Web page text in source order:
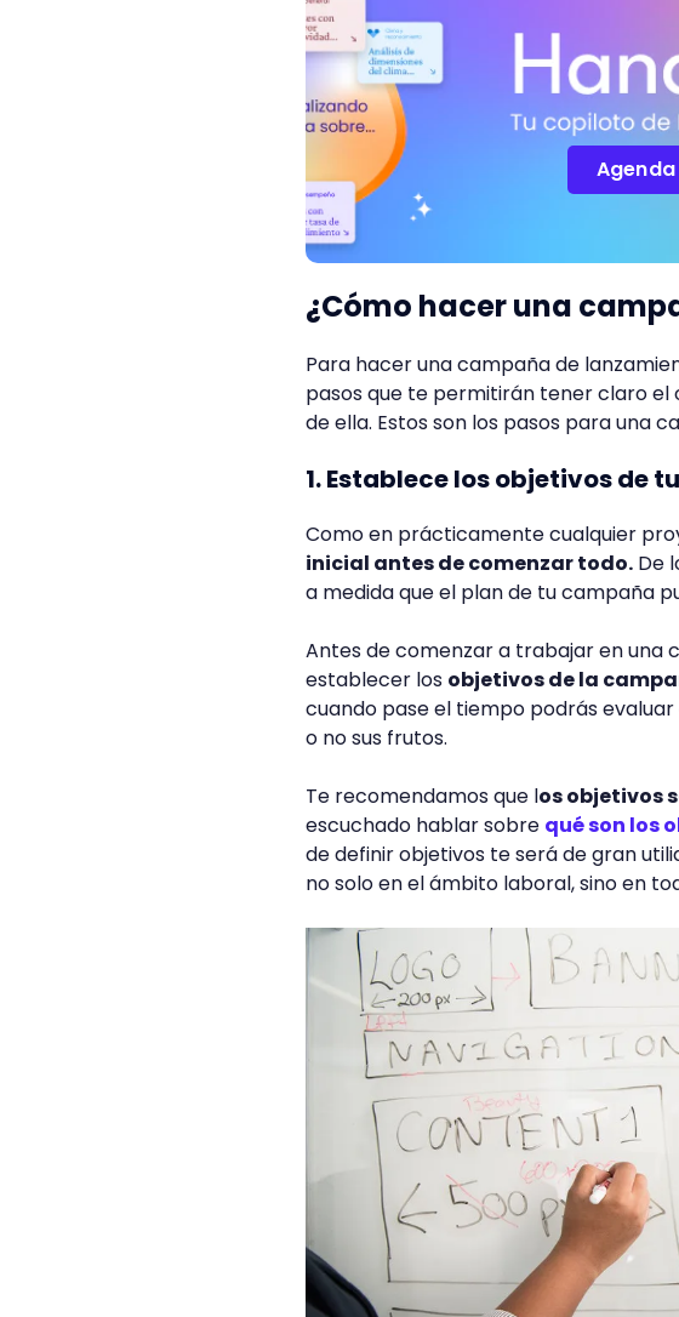
¿Cómo hacer una
Para hacer una campaña de
pasos que te permitirán tener claro el
de ella. Estos son los pasos para una
1. Establece los objetivos de
Como en prácticamente cualquier
inicial antes de comenzar todo. De
a medida que el plan de tu campaña
Antes de comenzar a trabajar en
establecer los objetivos de la
cuando pase el tiempo podrás
o no sus frutos.
Te recomendamos que los objetivos
escuchado hablar sobre qué son los
de definir objetivos te será de gran
no solo en el ámbito laboral, sino en